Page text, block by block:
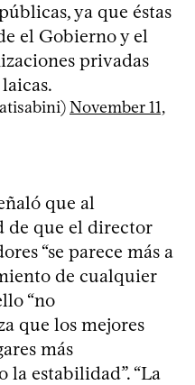
ya que éstas
el Gobierno y el
privadas
November 11,
que al
de que el director
“se parece más a
de cualquier
“no
que los mejores
más
estabilidad”. “La